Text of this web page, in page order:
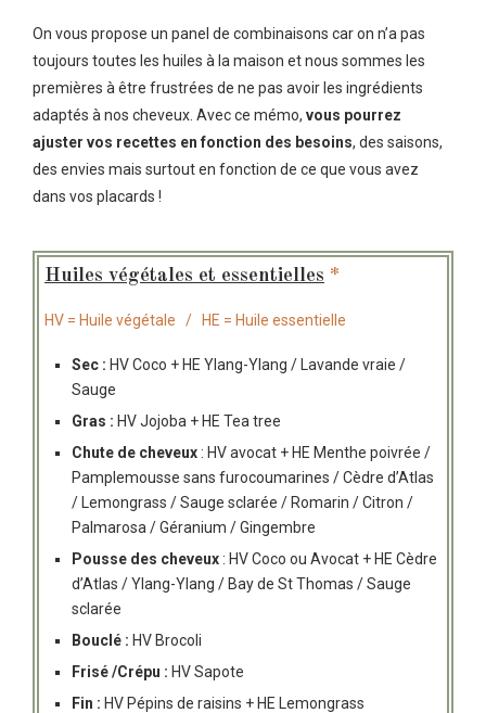
On vous propose un panel de combinaisons car on n’a pas
toujours toutes les huiles à la maison et nous sommes les
premières à être frustrées de ne pas avoir les ingrédients
adaptés à nos cheveux. Avec ce mémo, vous pourrez
ajuster vos recettes en fonction des besoins, des saisons,
des envies mais surtout en fonction de ce que vous avez
dans vos placards !
Huiles végétales et essentielles *
HV = Huile végétale / HE = Huile essentielle
Sec : HV Coco + HE Ylang-Ylang / Lavande vraie /
Sauge
Gras : HV Jojoba + HE Tea tree
Chute de cheveux : HV avocat + HE Menthe poivrée /
Pamplemousse sans furocoumarines / Cèdre d’Atlas
/ Lemongrass / Sauge sclarée / Romarin / Citron /
Palmarosa / Géranium / Gingembre
Pousse des cheveux : HV Coco ou Avocat + HE Cèdre
d’Atlas / Ylang-Ylang / Bay de St Thomas / Sauge
sclarée
Bouclé : HV Brocoli
Frisé /Crépu : HV Sapote
Fin : HV Pépins de raisins + HE Lemongrass